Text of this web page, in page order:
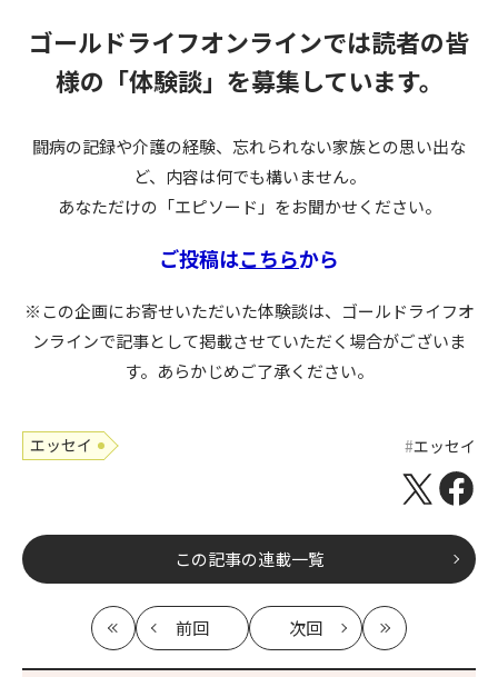
ゴールドライフオンラインでは読者の皆
様の 「体験談」を募集しています。
闘病の記録や介護の経験、忘れられない家族との思い出な
ど、内容は何でも構いません。
あなただけの「エピソード」をお聞かせください。
ご投稿はこちらから
※この企画にお寄せいただいた体験談は、ゴールドライフオ
ンラインで記事として掲載させていただく場合がございま
す。あらかじめご了承ください。
エッセイ エッセイ
この記事の連載一覧
最
初
前回
記
次回
記
最
新